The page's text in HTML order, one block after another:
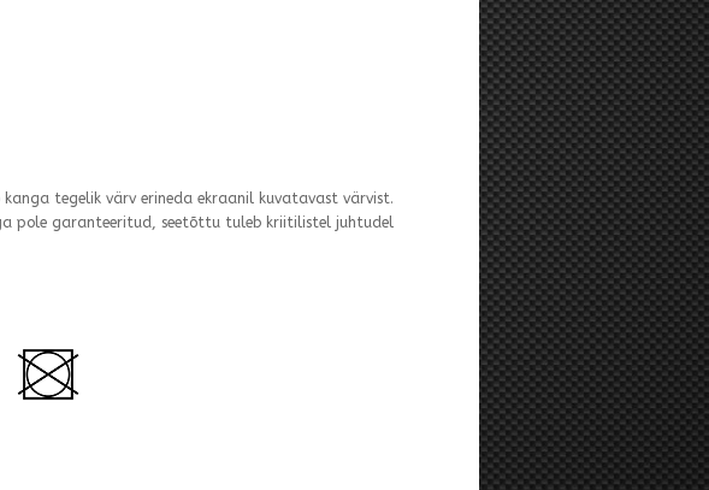
tegelik värv erineda ekraanil kuvatavast värvist.
pole garanteeritud, seetõttu tuleb kriitilistel juhtudel